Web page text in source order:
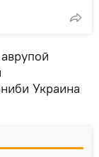
Украина